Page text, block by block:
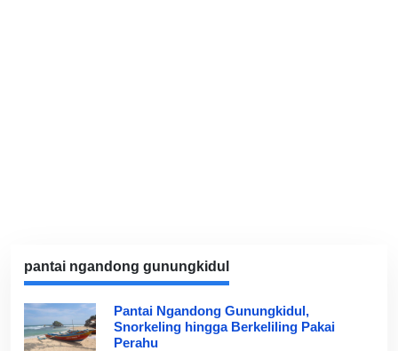
pantai ngandong gunungkidul
Pantai Ngandong Gunungkidul,
Snorkeling hingga Berkeliling Pakai
Perahu